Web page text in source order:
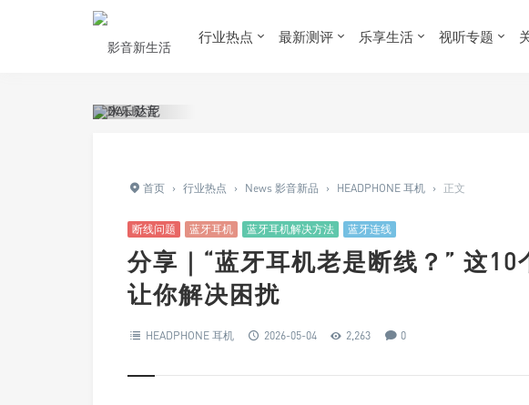
行业热点 最新测评 乐享生活 视听专题
首页 › 行业热点 › News 影音新品 › HEADPHONE 耳机 › 正文
断线问题 蓝牙耳机 蓝牙耳机解决方法 蓝牙连线
分享｜“蓝牙耳机老是断线？” 这
让你解决困扰
HEADPHONE 耳机 2026-05-04 2,263 0